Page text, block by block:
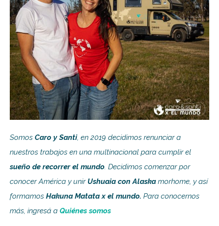
Somos Caro y Santi, en 2019 decidimos renunciar a
nuestros trabajos en una multinacional para cumplir el
sueño de recorrer el mundo. Decidimos comenzar por
conocer América y unir Ushuaia con Alaska morhome, y así
formamos Hakuna Matata x el mundo. Para conocernos
más, ingresá a Quiénes somos